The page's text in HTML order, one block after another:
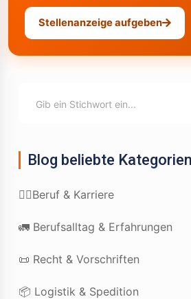
Stellenanzeige aufgeben
Blog beliebte Kategorien
👷‍♂️Beruf & Karriere
🚛 Berufsalltag & Erfahrungen
📜 Recht & Vorschriften
📦 Logistik & Spedition